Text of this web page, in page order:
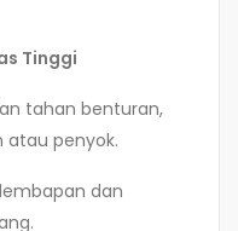
Tinggi
tahan benturan,
atau penyok.
dan